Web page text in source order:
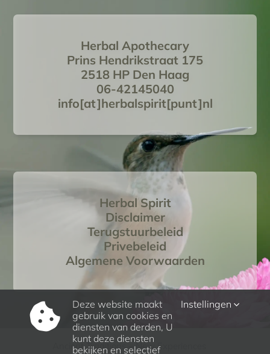
Herbal Apothecary
Prins Hendrikstraat 175
2518 HP Den Haag
06-42145040
info[at]herbalspirit[punt]nl
Herbal Spirit
Disclaimer
Terugstuurbeleid
Privebeleid
Algemene Voorwaarden
Ancient Traditions – New Experiences
Deze website maakt
gebruik van cookies en
diensten van derden, U
kunt deze diensten
bekijken en selectief
Instellingen